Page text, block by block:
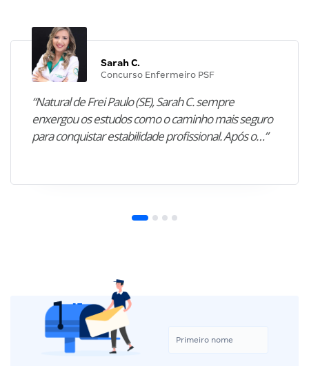
Sarah C.
Concurso Enfermeiro PSF
“Natural de Frei Paulo (SE), Sarah C. sempre
enxergou os estudos como o caminho mais seguro
para conquistar estabilidade profissional. Após o…”